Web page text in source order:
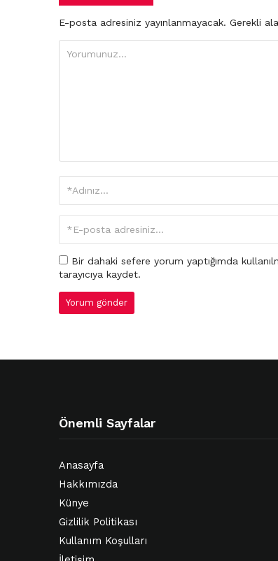
E-posta adresiniz yayınlanmayacak. Gerekli
Bir dahaki sefere yorum yaptığımda
tarayıcıya kaydet.
Önemli Sayfalar
Anasayfa
Hakkımızda
Künye
Gizlilik Politikası
Kullanım Koşulları